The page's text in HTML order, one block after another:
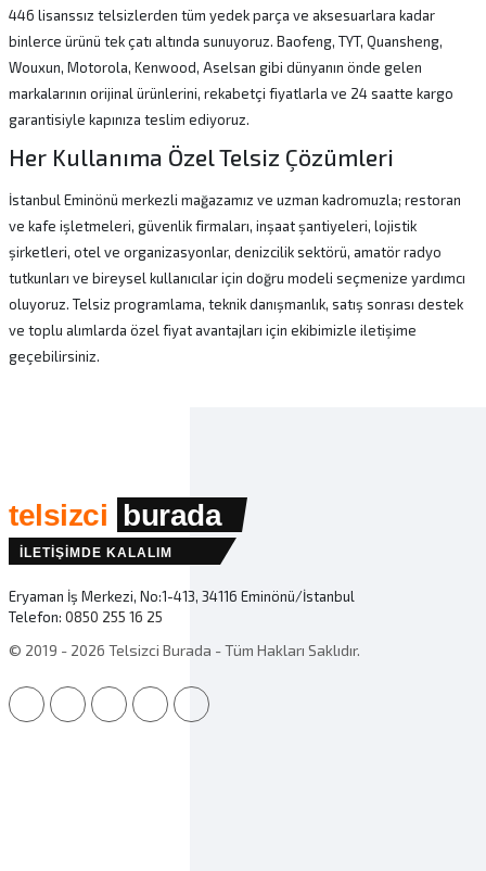
446 lisanssız telsizlerden tüm yedek parça ve aksesuarlara kadar
binlerce ürünü tek çatı altında sunuyoruz. Baofeng, TYT, Quansheng,
Wouxun, Motorola, Kenwood, Aselsan gibi dünyanın önde gelen
markalarının orijinal ürünlerini, rekabetçi fiyatlarla ve 24 saatte kargo
garantisiyle kapınıza teslim ediyoruz.
Her Kullanıma Özel Telsiz Çözümleri
İstanbul Eminönü merkezli mağazamız ve uzman kadromuzla; restoran
ve kafe işletmeleri, güvenlik firmaları, inşaat şantiyeleri, lojistik
şirketleri, otel ve organizasyonlar, denizcilik sektörü, amatör radyo
tutkunları ve bireysel kullanıcılar için doğru modeli seçmenize yardımcı
oluyoruz. Telsiz programlama, teknik danışmanlık, satış sonrası destek
ve toplu alımlarda özel fiyat avantajları için ekibimizle iletişime
geçebilirsiniz.
telsizci burada
İLETİŞİMDE KALALIM
Eryaman İş Merkezi, No:1-413, 34116 Eminönü/İstanbul
Telefon: 0850 255 16 25
© 2019 - 2026 Telsizci Burada - Tüm Hakları Saklıdır.